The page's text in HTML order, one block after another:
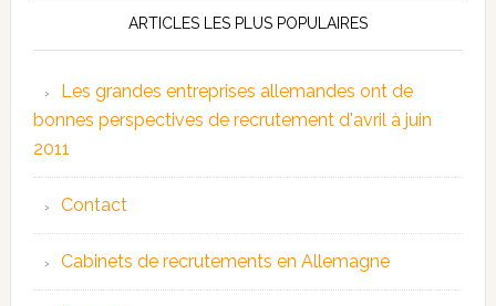
ARTICLES LES PLUS POPULAIRES
Les grandes entreprises allemandes ont de
bonnes perspectives de recrutement d'avril à juin
2011
Contact
Cabinets de recrutements en Allemagne